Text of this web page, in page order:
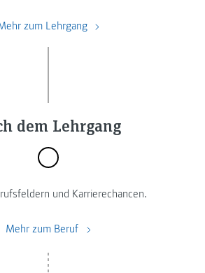
zum Lehrgang
dem Lehrgang
und Karrierechancen.
Mehr zum Beruf